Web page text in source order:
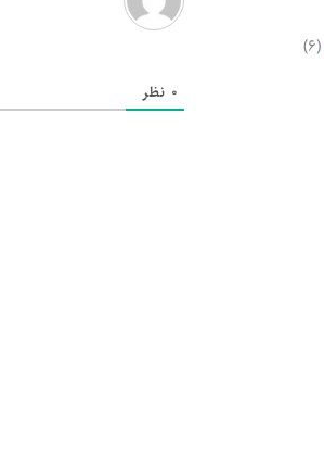
(۶)
0 نظر